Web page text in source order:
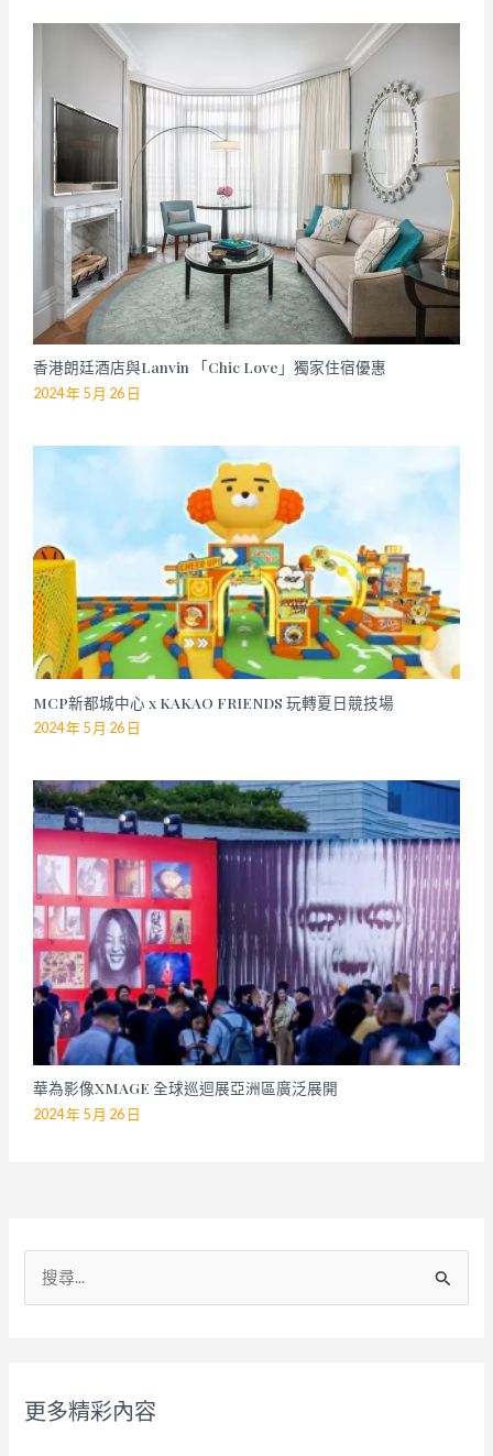
香港朗廷酒店與Lanvin 「Chic Love」獨家住宿優惠
2024 年 5 月 26 日
MCP新都城中心 x KAKAO FRIENDS 玩轉夏日競技場
2024 年 5 月 26 日
華為影像XMAGE 全球巡迴展亞洲區廣泛展開
2024 年 5 月 26 日
:
更多精彩內容